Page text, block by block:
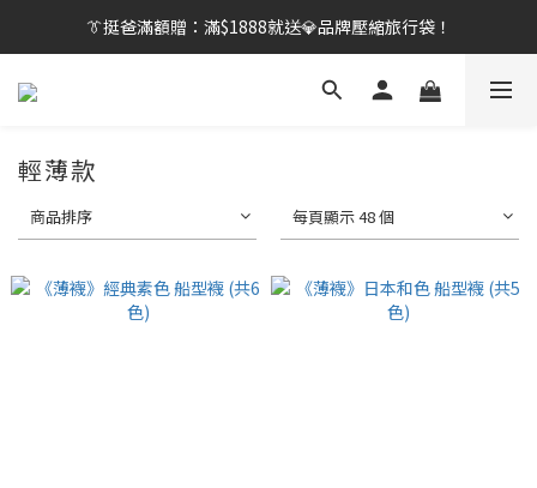
👔挺爸行動：全館襪款【最低$149起】✨立即下單！
👔挺爸滿額贈：滿$1888就送💎品牌壓縮旅行袋！
【刷卡/電子支付限定】下單送✨WARX品牌質感杯袋！
輕薄款
商品排序 每頁顯示 48 個